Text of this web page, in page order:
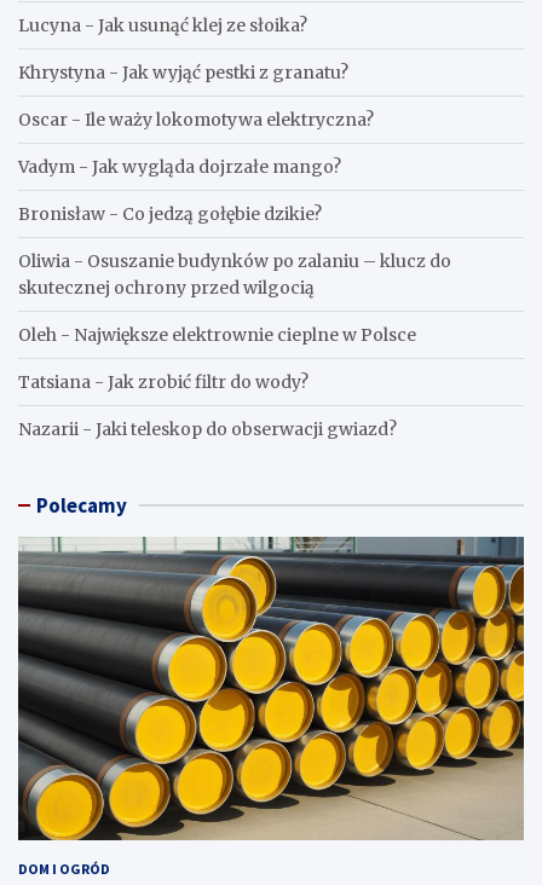
Lucyna - Jak usunąć klej ze słoika?
Khrystyna - Jak wyjąć pestki z granatu?
Oscar - Ile waży lokomotywa elektryczna?
Vadym - Jak wygląda dojrzałe mango?
Bronisław - Co jedzą gołębie dzikie?
Oliwia - Osuszanie budynków po zalaniu – klucz do
skutecznej ochrony przed wilgocią
Oleh - Największe elektrownie cieplne w Polsce
Tatsiana - Jak zrobić filtr do wody?
Nazarii - Jaki teleskop do obserwacji gwiazd?
Polecamy
DOM I OGRÓD